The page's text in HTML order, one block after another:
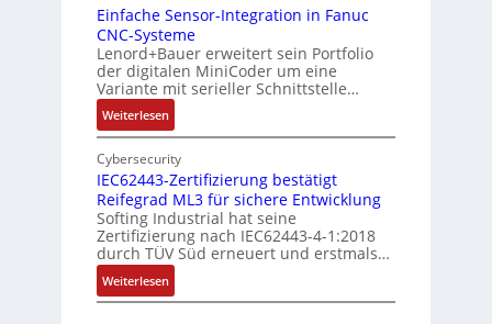
e
y
i
i
i
o
e
s
s
u
n
h
g
e
e
k
o
m
b
n
Einfache Sensor-Integration in Fanuc
CNC-Systeme
Lenord+Bauer erweitert sein Portfolio
der digitalen MiniCoder um eine
Variante mit serieller Schnittstelle…
Weiterlesen:
E
i
n
a
c
h
e
S
Cybersecurity
IEC62443-Zertifizierung bestätigt
Reifegrad ML3 für sichere Entwicklung
Softing Industrial hat seine
Zertifizierung nach IEC62443-4-1:2018
durch TÜV Süd erneuert und erstmals…
Weiterlesen:
I